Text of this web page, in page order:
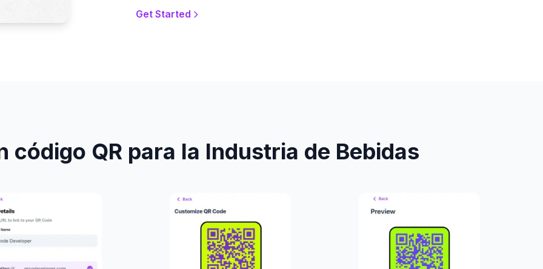
Get Started
código QR para la Industria de Bebidas